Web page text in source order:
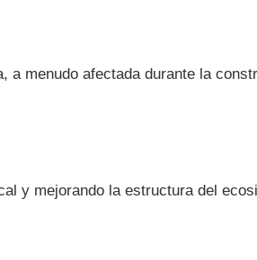
a menudo afectada durante la
y mejorando la estructura del